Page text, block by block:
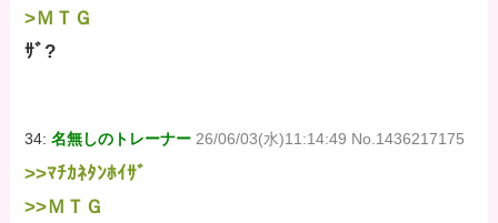
>ＭＴＧ
ｻﾞ?
34:名無しのトレーナー 26/06/03(水)11:14:49 No.1436217175
>>ﾏﾁｶﾈﾀﾝﾎｲｻﾞ
>>ＭＴＧ